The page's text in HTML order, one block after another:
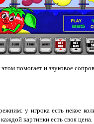
помогает и звуковое
у игрока есть некое
картинки есть своя